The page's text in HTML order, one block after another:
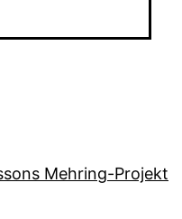
Mehring-Projekt